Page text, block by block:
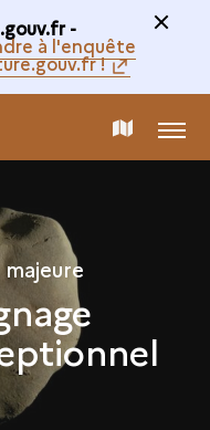
-
à l'enquête
!
CARTE MENU